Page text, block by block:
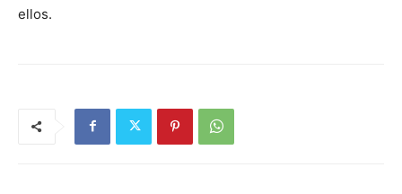
ellos.